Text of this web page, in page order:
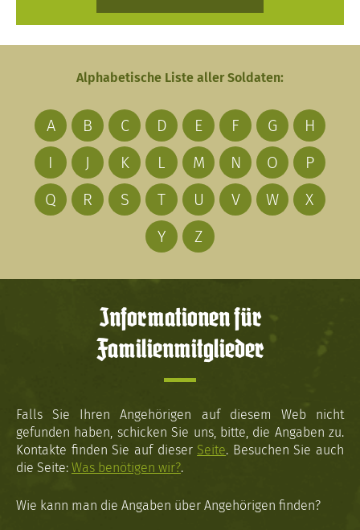
Alphabetische Liste aller Soldaten:
A B C D E F G
H
I
J K L M N O
P
Q
R S T U V W
X
Y
Z
Informationen für
Familienmitglieder
Falls Sie Ihren Angehörigen auf diesem Web nicht
gefunden haben, schicken Sie uns, bitte, die Angaben zu.
Kontakte finden Sie auf dieser Seite. Besuchen Sie auch
die Seite: Was benötigen wir?.
Wie kann man die Angaben über Angehörigen finden?